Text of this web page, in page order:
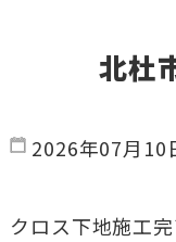
北杜
2026年07月10
クロス下地施工完